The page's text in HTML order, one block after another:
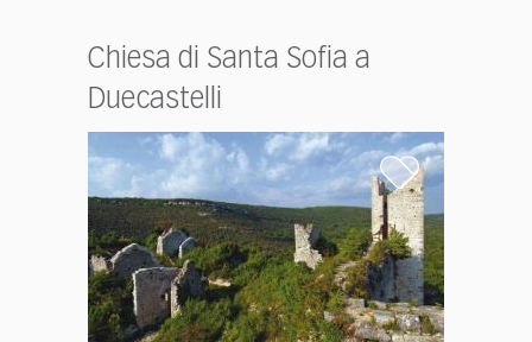
Chiesa di Santa Sofia a
Duecastelli